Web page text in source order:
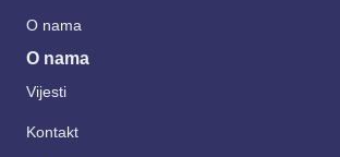
O nama
O nama
Vijesti
Kontakt